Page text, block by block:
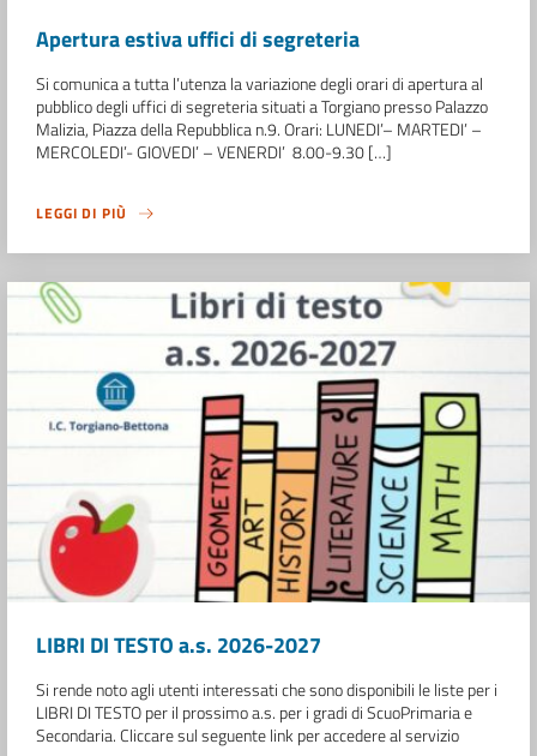
Apertura estiva uffici di segreteria
Si comunica a tutta l’utenza la variazione degli orari di apertura al
pubblico degli uffici di segreteria situati a Torgiano presso Palazzo
Malizia, Piazza della Repubblica n.9. Orari: LUNEDI’– MARTEDI’ –
MERCOLEDI’- GIOVEDI’ – VENERDI’ 8.00-9.30 […]
LEGGI DI PIÙ
LIBRI DI TESTO a.s. 2026-2027
Si rende noto agli utenti interessati che sono disponibili le liste per i
LIBRI DI TESTO per il prossimo a.s. per i gradi di ScuoPrimaria e
Secondaria. Cliccare sul seguente link per accedere al servizio